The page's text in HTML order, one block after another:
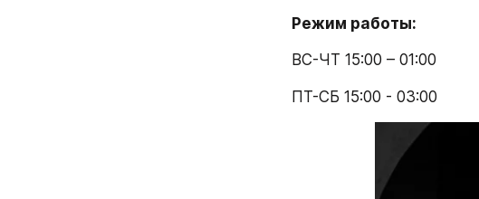
Режим работы:
ВС-ЧТ 15:00 – 01:00
ПТ-СБ 15:00 - 03:00